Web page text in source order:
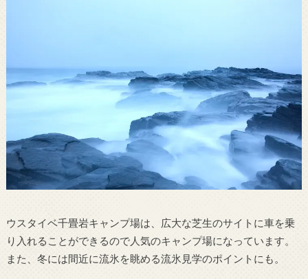
ウスタイベ千畳岩キャンプ場は、広大な芝生のサイトに車を乗
り入れることができるので人気のキャンプ場になっています。
また、冬には間近に流氷を眺める流氷見学のポイントにも。